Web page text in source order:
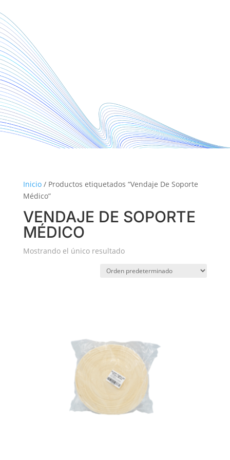
Inicio/ Productos etiquetados “Vendaje De Soporte
Médico”
VENDAJE DE SOPORTE
MÉDICO
Mostrando el único resultado